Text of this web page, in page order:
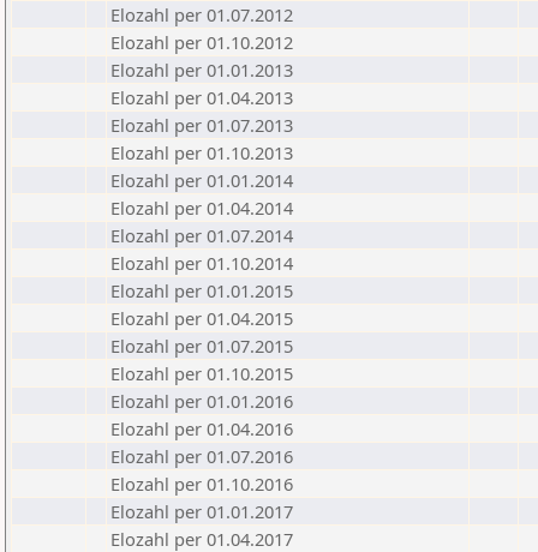
Elozahl per 01.07.2012
Elozahl per 01.10.2012
Elozahl per 01.01.2013
Elozahl per 01.04.2013
Elozahl per 01.07.2013
Elozahl per 01.10.2013
Elozahl per 01.01.2014
Elozahl per 01.04.2014
Elozahl per 01.07.2014
Elozahl per 01.10.2014
Elozahl per 01.01.2015
Elozahl per 01.04.2015
Elozahl per 01.07.2015
Elozahl per 01.10.2015
Elozahl per 01.01.2016
Elozahl per 01.04.2016
Elozahl per 01.07.2016
Elozahl per 01.10.2016
Elozahl per 01.01.2017
Elozahl per 01.04.2017